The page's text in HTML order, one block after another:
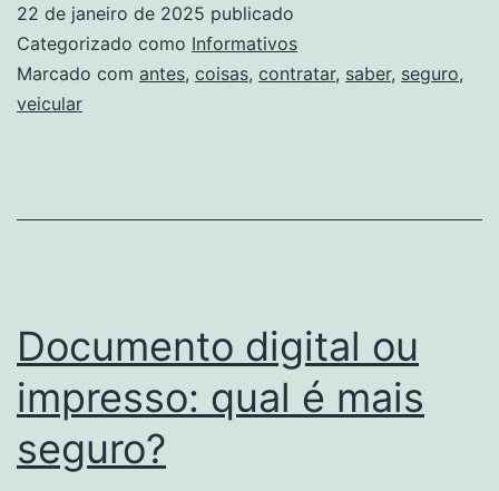
que
deve
contratar
22 de janeiro de 2025 publicado
Categorizado como Informativos
Marcado com antes, coisas, contratar, saber, seguro,
veicular
Documento digital ou
impresso: qual é mais
seguro?